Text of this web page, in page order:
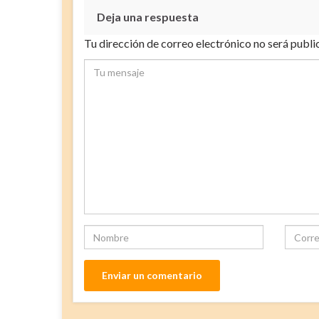
Deja una respuesta
Tu dirección de correo electrónico no será